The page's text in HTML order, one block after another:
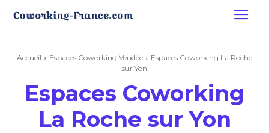
Accueil Espaces Coworking Vendée
Espaces Coworking La Roche
sur Yon
Espaces Coworking
La Roche sur Yon